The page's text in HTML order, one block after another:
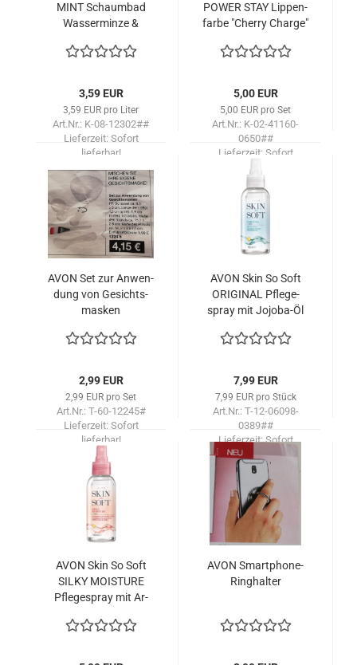
MINT Schaum­bad
Was­ser­min­ze &
3,59 EUR
3,59 EUR pro Liter
Art.Nr.: K-08-12302##
Lieferzeit: Sofort
lieferbar!
POWER STAY Lip­pen­
far­be "Cher­ry Char­ge"
schen­spray
5,00 EUR
5,00 EUR pro Set
Art.Nr.: K-02-41160-
0650##
Lieferzeit: Sofort
lieferbar!
AVON Set zur An­wen­
dung von Ge­sichts­
mas­ken
2,99 EUR
2,99 EUR pro Set
Art.Nr.: T-60-12245#
Lieferzeit: Sofort
lieferbar!
AVON Skin So Soft
ORI­GI­NAL Pfle­ge­
spray mit Jojoba-​​Öl
7,99 EUR
7,99 EUR pro Stück
Art.Nr.: T-12-06098-
0389##
Lieferzeit:Sofort
lieferbar!
AVON Skin So Soft
SILKY MOIS­TU­RE
Pfle­ge­spray mit Ar­
AVON Smartphone-​​
Ring­hal­ter